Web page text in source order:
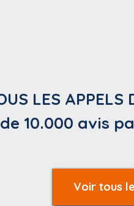
LES APPELS
10.000 avis
Voir tous